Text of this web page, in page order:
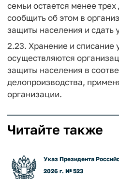
семьи остается менее трех
сообщить об этом в
защиты населения и сдать
2.23. Хранение и списание
осуществляются
защиты населения в
делопроизводства,
организации.
Читайте также
Указ Президента
2026 г. № 523